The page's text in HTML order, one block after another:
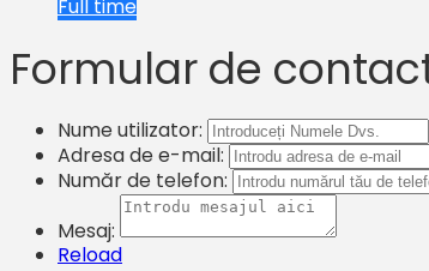
Full time
Formular de
Nume utilizator:
Adresa de e-mail:
Număr de telefon:
Mesaj:
Reload